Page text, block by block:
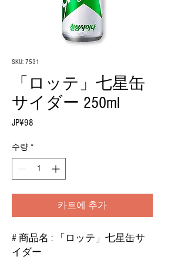
SKU: 7531
「ロッテ」七星缶
サイダー 250ml
JP¥98
수량 *
카트에 추가
# 商品名 : 「ロッテ」七星缶サ
イダー